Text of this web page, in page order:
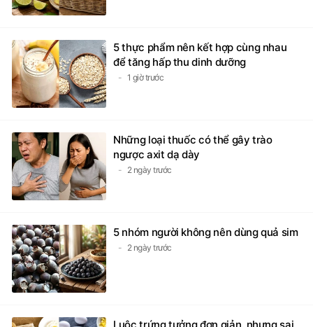
5 thực phẩm nên kết hợp cùng nhau
để tăng hấp thu dinh dưỡng
1 giờ trước
Những loại thuốc có thể gây trào
ngược axit dạ dày
2 ngày trước
5 nhóm người không nên dùng quả sim
2 ngày trước